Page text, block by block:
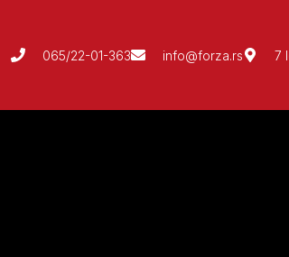
065/22-01-363 info@forza.rs 7